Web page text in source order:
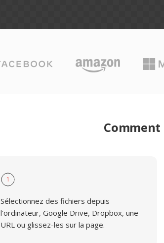
1
Sélectionnez des fichiers depuis
l'ordinateur, Google Drive, Dropbox, une
URL ou glissez-les sur la page.